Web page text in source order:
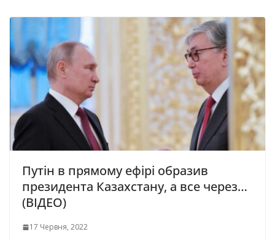
Путін в прямому ефірі образив
президента Казахстану, а все через…
(ВІДЕО)
17 Червня, 2022